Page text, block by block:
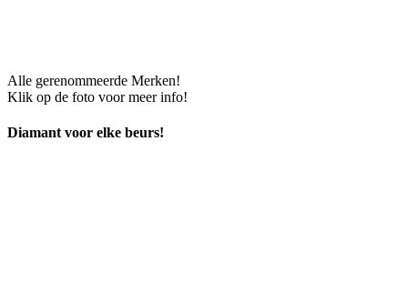
Alle gerenommeerde Merken!
Klik op de foto voor meer info!
Diamant voor elke beurs!